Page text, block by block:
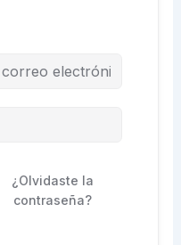
¿Olvidaste la
contraseña?